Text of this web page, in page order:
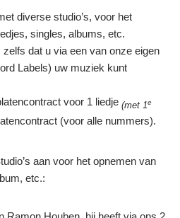
diverse studio’s, voor het
singles, albums, etc.
dat u via een van onze eigen
Labels) uw muziek kunt
voor 1 liedje (met 1e
(voor alle nummers).
aan voor het opnemen van
etc.: